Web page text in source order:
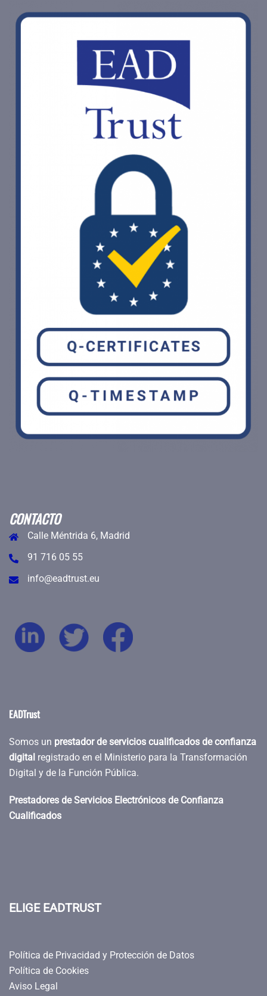
CONTACTO
Calle Méntrida 6, Madrid
91 716 05 55
info@eadtrust.eu
EADTrust
Somos un prestador de servicios cualificados de confianza
digital registrado en el Ministerio para la Transformación
Digital y de la Función Pública.
Prestadores de Servicios Electrónicos de Confianza
Cualificados
ELIGE EADTRUST
Política de Privacidad y Protección de Datos
Política de Cookies
Aviso Legal